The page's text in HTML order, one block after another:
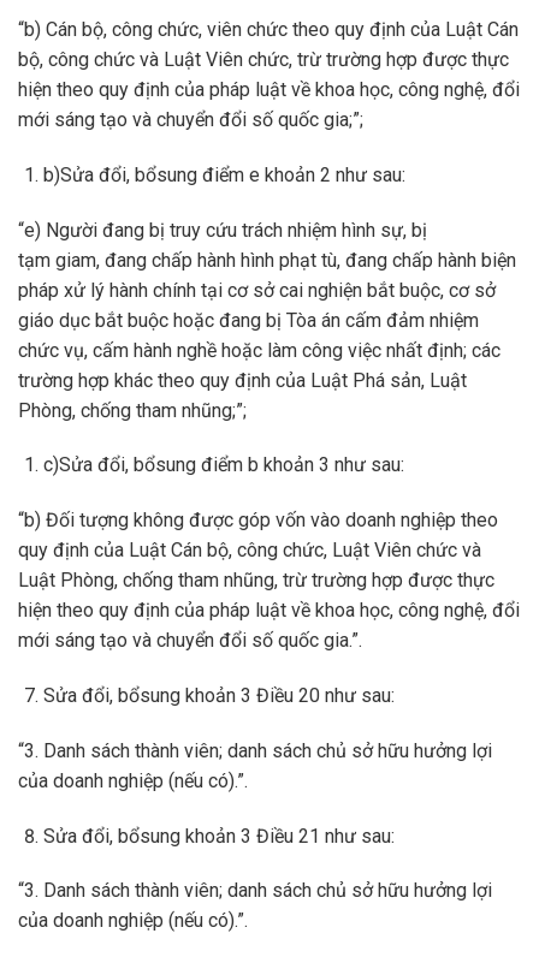
“b) Cán bộ, công chức, viên chức theo quy định của Luật Cán
bộ, công chức và Luật Viên chức, trừ trường hợp được thực
hiện theo quy định của pháp luật về khoa học, công nghệ, đổi
mới sáng tạo và chuyển đổi số quốc gia;”;
b)Sửa đổi, bổsung điểm e khoản 2 như sau:
“e) Người đang bị truy cứu trách nhiệm hình sự, bị
tạm giam, đang chấp hành hình phạt tù, đang chấp hành biện
pháp xử lý hành chính tại cơ sở cai nghiện bắt buộc, cơ sở
giáo dục bắt buộc hoặc đang bị Tòa án cấm đảm nhiệm
chức vụ, cấm hành nghề hoặc làm công việc nhất định; các
trường hợp khác theo quy định của Luật Phá sản, Luật
Phòng, chống tham nhũng;”;
c)Sửa đổi, bổsung điểm b khoản 3 như sau:
“b) Đối tượng không được góp vốn vào doanh nghiệp theo
quy định của Luật Cán bộ, công chức, Luật Viên chức và
Luật Phòng, chống tham nhũng, trừ trường hợp được thực
hiện theo quy định của pháp luật về khoa học, công nghệ, đổi
mới sáng tạo và chuyển đổi số quốc gia.”.
Sửa đổi, bổsung khoản 3 Điều 20 như sau:
“3. Danh sách thành viên; danh sách chủ sở hữu hưởng lợi
của doanh nghiệp (nếu có).”.
Sửa đổi, bổsung khoản 3 Điều 21 như sau:
“3. Danh sách thành viên; danh sách chủ sở hữu hưởng lợi
của doanh nghiệp (nếu có).”.